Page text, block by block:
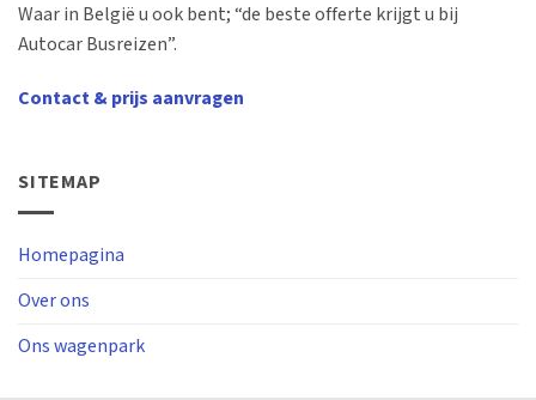
Waar in België u ook bent; “de beste offerte krijgt u bij
Autocar Busreizen”.
Contact & prijs aanvragen
SITEMAP
Homepagina
Over ons
Ons wagenpark